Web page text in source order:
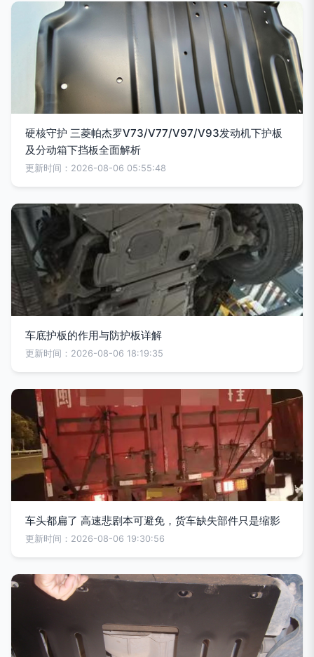
硬核守护 三菱帕杰罗V73/V77/V97/V93发动机下护板
及分动箱下挡板全面解析
更新时间：2026-08-06 05:55:48
车底护板的作用与防护板详解
更新时间：2026-08-06 18:19:35
车头都扁了 高速悲剧本可避免，货车缺失部件只是缩影
更新时间：2026-08-06 19:30:56